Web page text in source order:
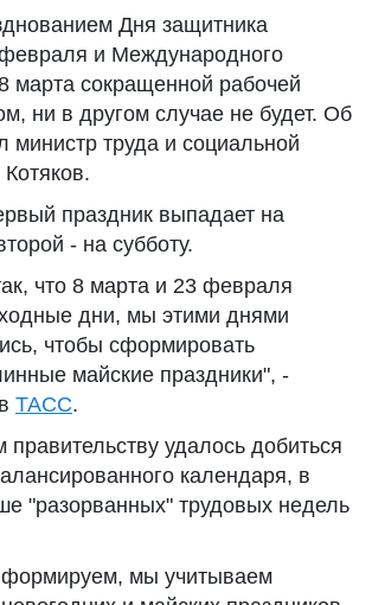
Дня защитника
и Международного
марта сокращенной рабочей
ни в другом случае не будет. Об
министр труда и социальной
праздник выпадает на
- на субботу.
что 8 марта и 23 февраля
дни, мы этими днями
чтобы сформировать
майские праздники", -
ТАСС.
правительству удалось добиться
календаря, в
"разорванных" трудовых недель
формируем, мы учитываем